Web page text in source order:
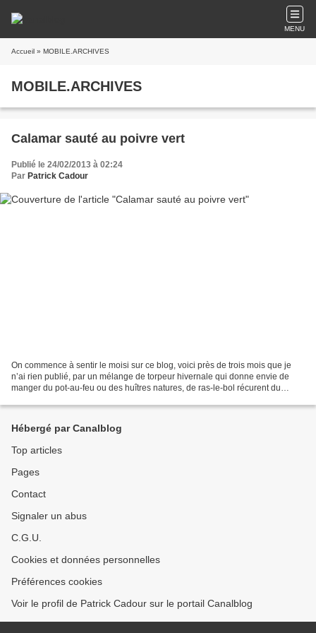
MENU
Accueil » MOBILE.ARCHIVES
MOBILE.ARCHIVES
Calamar sauté au poivre vert
Publié le 24/02/2013 à 02:24
Par Patrick Cadour
On commence à sentir le moisi sur ce blog, voici près de trois mois que je
n’ai rien publié, par un mélange de torpeur hivernale qui donne envie de
manger du pot-au-feu ou des huîtres natures, de ras-le-bol récurent du
Hébergé par Canalblog
Top articles
Pages
Contact
Signaler un abus
C.G.U.
Cookies et données personnelles
Préférences cookies
Voir le profil de Patrick Cadour sur le portail Canalblog